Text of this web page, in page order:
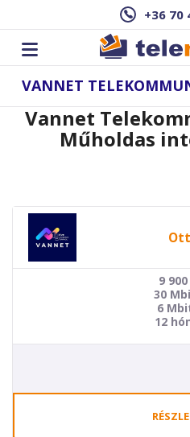
+36 70
VANNET
Vannet
Műholdas
9 900
30
6
12